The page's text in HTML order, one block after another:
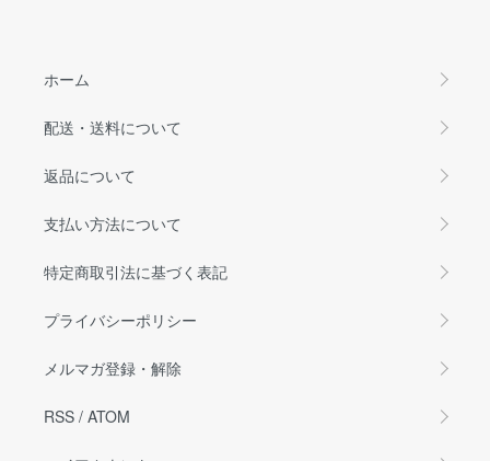
ホーム
配送・送料について
返品について
支払い方法について
特定商取引法に基づく表記
プライバシーポリシー
メルマガ登録・解除
RSS / ATOM